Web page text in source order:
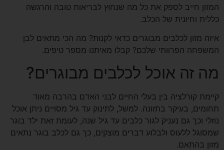
המזון חייב לספק את כל מה שנחוץ לבריאות טובה והרגשה
כללית וחיונית של הכלב.
איזה מזון לכלבים מבוגרים כדאי לקנות? מה הכי מתאים לבן
המשפחה הפרוותי שלכם? קבלו מאיתנו מספר טיפים.
מה זה אוכל לכלבים מבוגרים?
קיימת קורלציה בין בעלי החיים לבני האדם בהרבה מאוד
תחומים, בעיקר בתזונה. למשל, לתינוק עד גיל מסויים ניתן אוכל
נוזלי וכך גם נעניק לגור כלבים עד גיל שנה, לעומת זאת ילד בוגר
שמסוגל ללעוס ולבלוע דברים מוצקים, כך גם לכלב בוגר נתאים
מזון בהתאם.